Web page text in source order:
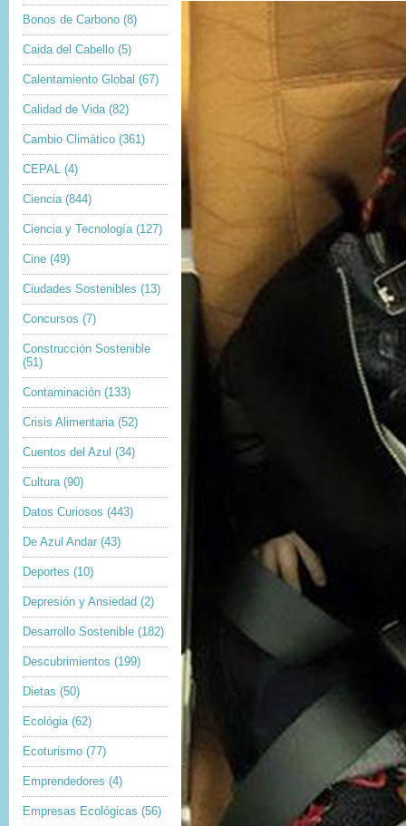
Bonos de Carbono (8)
Caida del Cabello (5)
Calentamiento Global (67)
Calidad de Vida (82)
Cambio Climático (361)
CEPAL (4)
Ciencia (844)
Ciencia y Tecnología (127)
Cine (49)
Ciudades Sostenibles (13)
Concursos (7)
Construcción Sostenible
(51)
Contaminación (133)
Crisis Alimentaria (52)
Cuentos del Azul (34)
Cultura (90)
Datos Curiosos (443)
De Azul Andar (43)
Deportes (10)
Depresión y Ansiedad (2)
Desarrollo Sostenible (182)
Descubrimientos (199)
Dietas (50)
Ecológia (62)
Ecoturismo (77)
Emprendedores (4)
Empresas Ecológicas (56)